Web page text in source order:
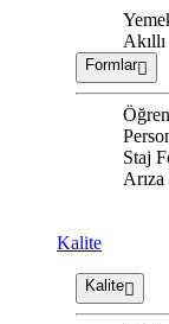
Formlar
Staj
Kalite
Kalite